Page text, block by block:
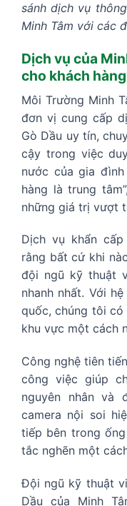
sánh dịch vụ
Minh Tâm với các
Dịch vụ của
cho khách
Môi Trường Minh
đơn vị cung cấp
Gò Dầu uy tín,
cậy trong việc
nước của gia đình
hàng là trung
những giá trị vượt
Dịch vụ khẩn
rằng bất cứ khi
đội ngũ kỹ thuật
nhanh nhất. Với
quốc, chúng tôi có
khu vực một cách
Công nghệ tiên
công việc giúp
nguyên nhân và
camera nội soi
tiếp bên trong
tắc nghẽn một
Đội ngũ kỹ thuật
Dầu của Minh